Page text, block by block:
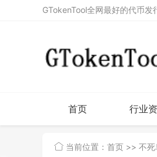
GTokenTool全网最好的代币发
首页 行业
当前位置： 首页 >> 不死